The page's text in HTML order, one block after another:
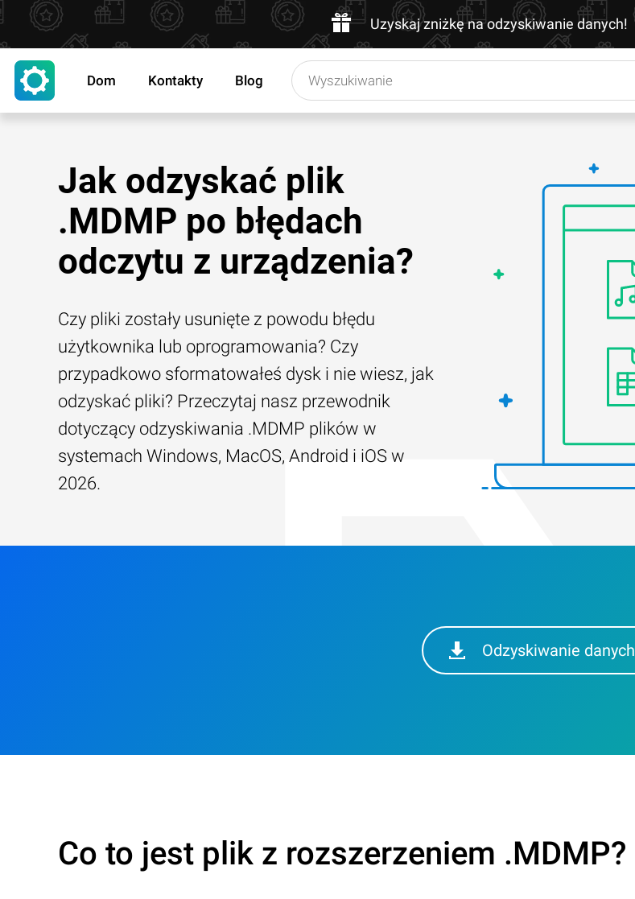
Uzyskaj zniżkę na odzyskiwanie danych!
Dom Kontakty Blog
Jak odzyskać plik
.MDMP po błędach
odczytu z urządzenia?
Czy pliki zostały usunięte z powodu błędu
użytkownika lub oprogramowania? Czy
przypadkowo sformatowałeś dysk i nie wiesz, jak
odzyskać pliki? Przeczytaj nasz przewodnik
dotyczący odzyskiwania .MDMP plików w
systemach Windows, MacOS, Android i iOS w
2026.
Odzyskiwanie danych
Co to jest plik z rozszerzeniem .MDMP?